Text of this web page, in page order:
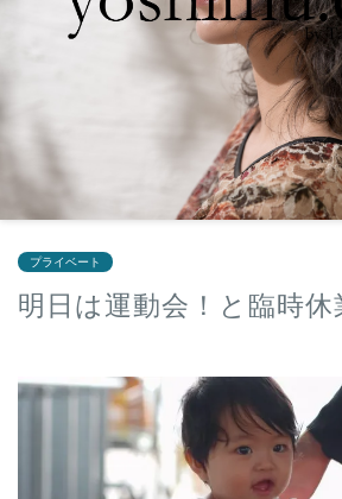
プライベート
明日は運動会！と臨時